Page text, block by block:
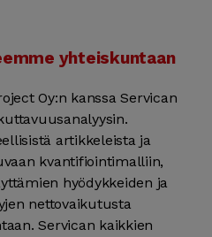
yhteis­kuntaan
Oy:n kanssa Servican
artikkeleista ja
kvantifiointi­malliin,
hyödykkeiden ja
netto­vaikutusta
Servican kaikkien